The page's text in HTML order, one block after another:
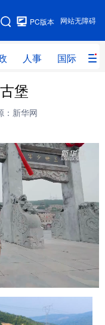
网站无障碍
PC版本
人事 国际 财
政
评
子 体育
康 军事
政务
融 汽车
化 数字经济
源 会展
堡
：新华网